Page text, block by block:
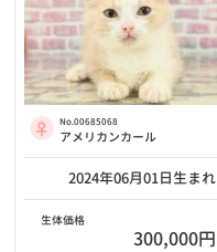
No.00685068
アメリカンカール
2024年06月01日生まれ
生体価格
300,000円